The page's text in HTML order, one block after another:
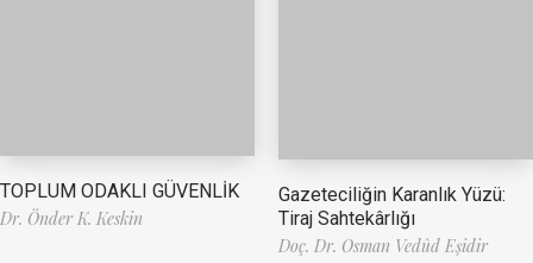
TOPLUM ODAKLI GÜVENLİK
Dr. Önder K. Keskin
Gazeteciliğin Karanlık Yüzü:
Tiraj Sahtekârlığı
Doç. Dr. Osman Vedûd Eşidir